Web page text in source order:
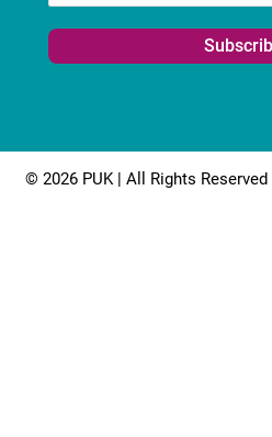
© 2026 PUK | All Rights Reserved |